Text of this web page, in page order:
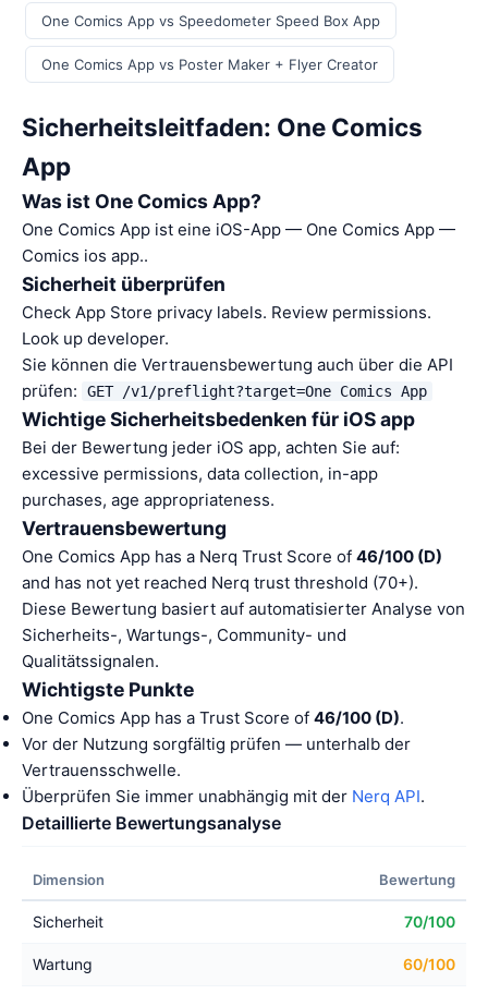
One Comics App vs Speedometer Speed Box App
One Comics App vs Poster Maker + Flyer Creator
Sicherheitsleitfaden: One Comics
App
Was ist One Comics App?
One Comics App ist eine iOS-App — One Comics App —
Comics ios app..
Sicherheit überprüfen
Check App Store privacy labels. Review permissions.
Look up developer.
Sie können die Vertrauensbewertung auch über die API
prüfen:
GET /v1/preflight?target=One Comics App
Wichtige Sicherheitsbedenken für iOS app
Bei der Bewertung jeder iOS app, achten Sie auf:
excessive permissions, data collection, in-app
purchases, age appropriateness.
Vertrauensbewertung
One Comics App has a Nerq Trust Score of 46/100 (D)
and has not yet reached Nerq trust threshold (70+).
Diese Bewertung basiert auf automatisierter Analyse von
Sicherheits-, Wartungs-, Community- und
Qualitätssignalen.
Wichtigste Punkte
One Comics App has a Trust Score of 46/100 (D).
Vor der Nutzung sorgfältig prüfen — unterhalb der
Vertrauensschwelle.
Überprüfen Sie immer unabhängig mit der Nerq API.
Detaillierte Bewertungsanalyse
Dimension Bewertung
Sicherheit 70/100
Wartung 60/100